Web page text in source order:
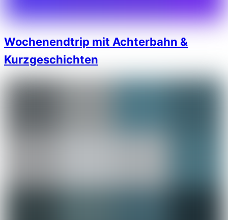
Wochenendtrip mit Achterbahn &
Kurzgeschichten